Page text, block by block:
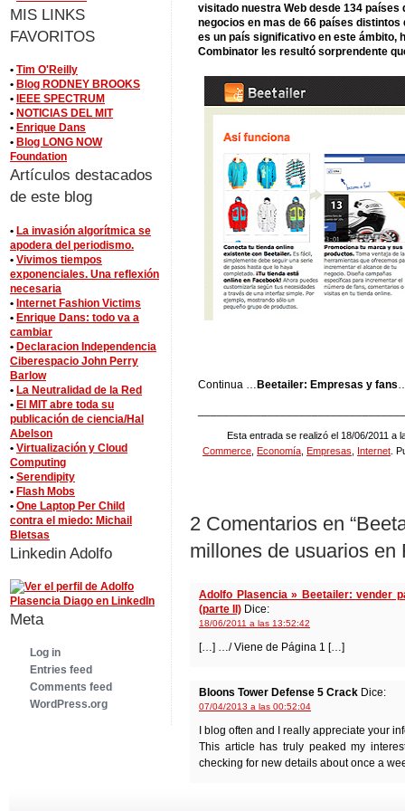
visitado nuestra Web desde 134
negocios en mas de 66 países distintos
es un país significativo en este ámbito,
Combinator les resultó sorprendente
Continua … Beetailer: Empresas y fans
Esta entrada se realizó el 18/06/2011 a
Commerce Economía Empresas Internet .
2 Comentarios en
millones de usuarios en
Adolfo Plasencia » Beetailer: vender
(parte II) Dice:
18/06/2011 a las 13:52:42
[…] …/ Viene de Página 1 […]
Bloons Tower Defense 5 Crack Dice:
07/04/2013 a las 00:52:04
I blog оften and I really appreсіate your
This article has truly peaked my
checking for new details about once a
MIS LINKS
FAVORITOS
• Tim O'Reilly
• Blog RODNEY BROOKS
• IEEE SPECTRUM
• NOTICIAS DEL MIT
• Enrique Dans
• Blog LONG NOW
Foundation
Artículos destacados
de este blog
• La invasión algorítmica se
apodera del periodismo.
• Vivimos tiempos
exponenciales. Una reflexión
necesaria
• Internet Fashion Victims
• Enrique Dans: todo va a
cambiar
• Declaracion Independencia
Ciberespacio John Perry
Barlow
• La Neutralidad de la Red
• El MIT abre toda su
publicación de ciencia/Hal
Abelson
• Virtualización y Cloud
Computing
• Serendipity
• Flash Mobs
• One Laptop Per Child
contra el miedo: Michail
Bletsas
Linkedin Adolfo
Meta
Log in
Entries feed
Comments feed
WordPress.org